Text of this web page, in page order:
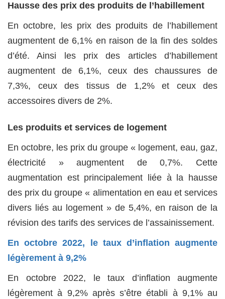
Hausse des prix des produits de l’habillement
En octobre, les prix des produits de l’habillement
augmentent de 6,1% en raison de la fin des soldes
d’été. Ainsi les prix des articles d’habillement
augmentent de 6,1%, ceux des chaussures de
7,3%, ceux des tissus de 1,2% et ceux des
accessoires divers de 2%.
Les produits et services de logement
En octobre, les prix du groupe « logement, eau, gaz,
électricité » augmentent de 0,7%. Cette
augmentation est principalement liée à la hausse
des prix du groupe « alimentation en eau et services
divers liés au logement » de 5,4%, en raison de la
révision des tarifs des services de l’assainissement.
En octobre 2022, le taux d’inflation augmente
légèrement à 9,2%
En octobre 2022, le taux d’inflation augmente
légèrement à 9,2% après s’être établi à 9,1% au